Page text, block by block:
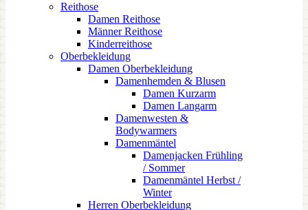
Reithose
Damen Reithose
Männer Reithose
Kinderreithose
Oberbekleidung
Damen Oberbekleidung
Damenhemden & Blusen
Damen Kurzarm
Damen Langarm
Damenwesten &
Bodywarmers
Damenmäntel
Damenjacken Frühling
/ Sommer
Damenmäntel Herbst /
Winter
Herren Oberbekleidung